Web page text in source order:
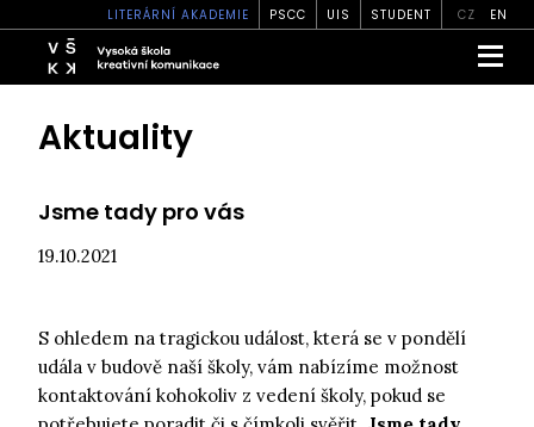
LITERÁRNÍ AKADEMIE PSCC UIS STUDENT CZ EN
Aktuality
Jsme tady pro vás
19.10.2021
S ohledem na tragickou událost, která se v pondělí
udála v budově naší školy, vám nabízíme možnost
kontaktování kohokoliv z vedení školy, pokud se